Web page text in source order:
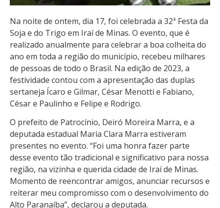
Na noite de ontem, dia 17, foi celebrada a 32ª Festa da
Soja e do Trigo em Iraí de Minas. O evento, que é
realizado anualmente para celebrar a boa colheita do
ano em toda a região do município, recebeu milhares
de pessoas de todo o Brasil. Na edição de 2023, a
festividade contou com a apresentação das duplas
sertaneja Ícaro e Gilmar, César Menotti e Fabiano,
César e Paulinho e Felipe e Rodrigo.
O prefeito de Patrocínio, Deiró Moreira Marra, e a
deputada estadual Maria Clara Marra estiveram
presentes no evento. “Foi uma honra fazer parte
desse evento tão tradicional e significativo para nossa
região, na vizinha e querida cidade de Iraí de Minas.
Momento de reencontrar amigos, anunciar recursos e
reiterar meu compromisso com o desenvolvimento do
Alto Paranaíba”, declarou a deputada.